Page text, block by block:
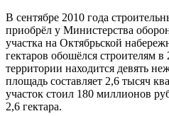
В сентябре 2010 года
приобрёл у Министерства
участка на Октябрьской
гектаров обошёлся строителям
территории находится девять
площадь составляет 2,6 тысяч
участок стоил 180 миллионов
2,6 гектара.